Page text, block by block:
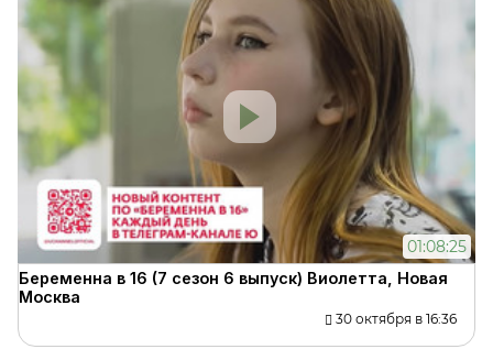
01:08:25
Беременна в 16 (7 сезон 6 выпуск) Виолетта, Новая
Москва
30 октября в 16:36